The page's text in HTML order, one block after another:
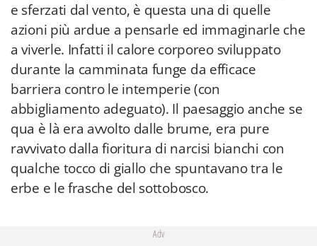
e sferzati dal vento, è questa una di quelle
azioni più ardue a pensarle ed immaginarle che
a viverle. Infatti il calore corporeo sviluppato
durante la camminata funge da efficace
barriera contro le intemperie (con
abbigliamento adeguato). Il paesaggio anche se
qua è là era avvolto dalle brume, era pure
ravvivato dalla fioritura di narcisi bianchi con
qualche tocco di giallo che spuntavano tra le
erbe e le frasche del sottobosco.
Adv